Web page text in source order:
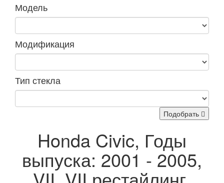
Модель
Модификация
Тип стекла
Подобрать
Honda Civic, Годы
выпуска: 2001 - 2005,